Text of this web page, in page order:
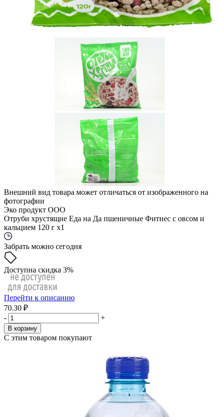
Внешний вид товара может отличаться от изображенного на
фотографии
Эко продукт ООО
Отруби хрустящие Еда на Да пшеничные Фитнес с овсом и
кальцием 120 г x1
Забрать можно сегодня
Доступна скидка 3%
Перейти к описанию
70.30 ₽
-
+
В корзину
С этим товаром покупают